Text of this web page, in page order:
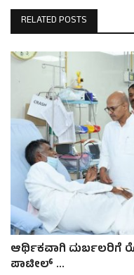
RELATED POSTS
ಆರ್ಥಿಕವಾಗಿ ದುರ್ಬಲರಿಗೆ
ಪಾಟೀಲ್ ...